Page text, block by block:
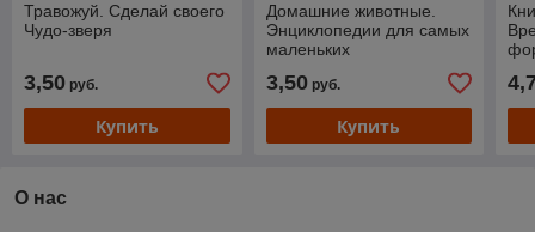
Травожуй. Сделай своего
Чудо-зверя
3,50 руб.
Купить
Домашние животные.
Энциклопедии для самых
маленьких
3,50руб.
Купить
О нас